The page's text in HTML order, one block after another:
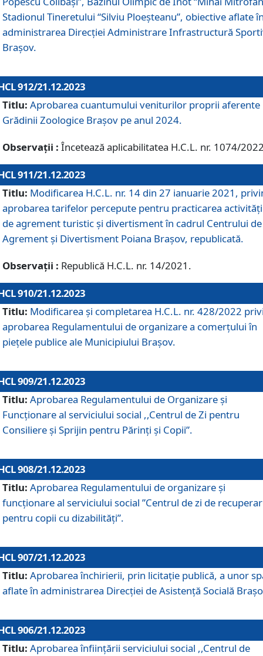
Stadionul Tineretului “Silviu Ploeșteanu”, obiective aflate
administrarea Direcției Administrare Infrastructură
Brașov.
912/21.12.2023
Titlu: Aprobarea cuantumului veniturilor proprii aferente
Grădinii Zoologice Braşov pe anul 2024.
Observații : Încetează aplicabilitatea H.C.L. nr. 1074/
911/21.12.2023
Titlu: Modificarea H.C.L. nr. 14 din 27 ianuarie 2021,
aprobarea tarifelor percepute pentru practicarea
de agrement turistic și divertisment în cadrul Centrului de
Agrement și Divertisment Poiana Brașov, republicată.
Observații : Republică H.C.L. nr. 14/2021.
910/21.12.2023
Titlu: Modificarea și completarea H.C.L. nr. 428/2022
aprobarea Regulamentului de organizare a comerțului în
piețele publice ale Municipiului Braşov.
909/21.12.2023
Titlu: Aprobarea Regulamentului de Organizare și
Funcționare al serviciului social ,,Centrul de Zi pentru
Consiliere şi Sprijin pentru Părinţi şi Copii”.
908/21.12.2023
Titlu: Aprobarea Regulamentului de organizare şi
funcţionare al serviciului social ”Centrul de zi de
pentru copii cu dizabilități”.
907/21.12.2023
Titlu: Aprobarea închirierii, prin licitație publică, a unor
aflate în administrarea Direcției de Asistență Socială
906/21.12.2023
Titlu: Aprobarea înființării serviciului social ,,Centrul de